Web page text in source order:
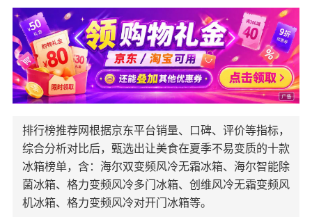
排行榜推荐网根据京东平台销量、口碑、评价等指标，
综合分析对比后，甄选出让美食在夏季不易变质的十款
冰箱榜单，含：海尔双变频风冷无霜冰箱、海尔智能除
菌冰箱、格力变频风冷多门冰箱、创维风冷无霜变频风
机冰箱、格力变频风冷对开门冰箱等。